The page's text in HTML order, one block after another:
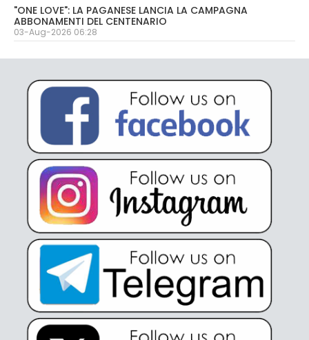
"ONE LOVE": LA PAGANESE LANCIA LA CAMPAGNA
ABBONAMENTI DEL CENTENARIO
03-Aug-2026 06:28